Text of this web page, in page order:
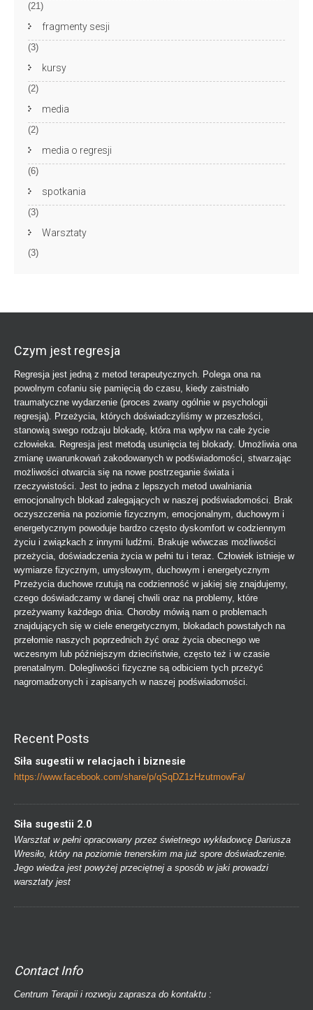
(21)
fragmenty sesji
(3)
kursy
(2)
media
(2)
media o regresji
(6)
spotkania
(3)
Warsztaty
(3)
Czym jest regresja
Regresja jest jedną z metod terapeutycznych. Polega ona na
powolnym cofaniu się pamięcią do czasu, kiedy zaistniało
traumatyczne wydarzenie (proces zwany ogólnie w psychologii
regresją). Przeżycia, których doświadczyliśmy w przeszłości,
stanowią swego rodzaju blokadę, która ma wpływ na całe życie
człowieka. Regresja jest metodą usunięcia tej blokady. Umożliwia ona
zmianę uwarunkowań zakodowanych w podświadomości, stwarzając
możliwości otwarcia się na nowe postrzeganie świata i
rzeczywistości. Jest to jedna z lepszych metod uwalniania
emocjonalnych blokad zalegających w naszej podświadomości. Brak
oczyszczenia na poziomie fizycznym, emocjonalnym, duchowym i
energetycznym powoduje bardzo często dyskomfort w codziennym
życiu i związkach z innymi ludźmi. Brakuje wówczas możliwości
przeżycia, doświadczenia życia w pełni tu i teraz. Człowiek istnieje w
wymiarze fizycznym, umysłowym, duchowym i energetycznym
Przeżycia duchowe rzutują na codzienność w jakiej się znajdujemy,
czego doświadczamy w danej chwili oraz na problemy, które
przeżywamy każdego dnia. Choroby mówią nam o problemach
znajdujących się w ciele energetycznym, blokadach powstałych na
przełomie naszych poprzednich żyć oraz życia obecnego we
wczesnym lub późniejszym dzieciństwie, często też i w czasie
prenatalnym. Dolegliwości fizyczne są odbiciem tych przeżyć
nagromadzonych i zapisanych w naszej podświadomości.
Recent Posts
Siła sugestii w relacjach i biznesie
https://www.facebook.com/share/p/qSqDZ1zHzutmowFa/
Siła sugestii 2.0
Warsztat w pełni opracowany przez świetnego wykładowcę Dariusza
Wresiło, który na poziomie trenerskim ma już spore doświadczenie.
Jego wiedza jest powyżej przeciętnej a sposób w jaki prowadzi
warsztaty jest
Contact Info
Centrum Terapii i rozwoju zaprasza do kontaktu :